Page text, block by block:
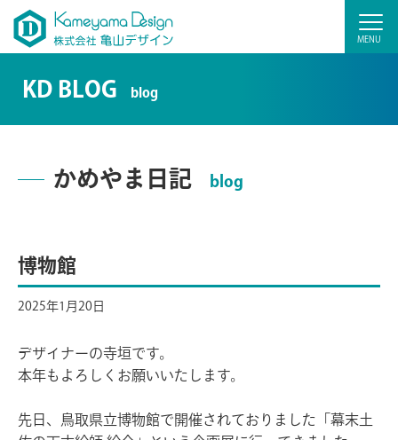
KD BLOG blog
かめやま日記 blog
博物館
2025年1月20日
デザイナーの寺垣です。
本年もよろしくお願いいたします。
先日、鳥取県立博物館で開催されておりました「幕末土